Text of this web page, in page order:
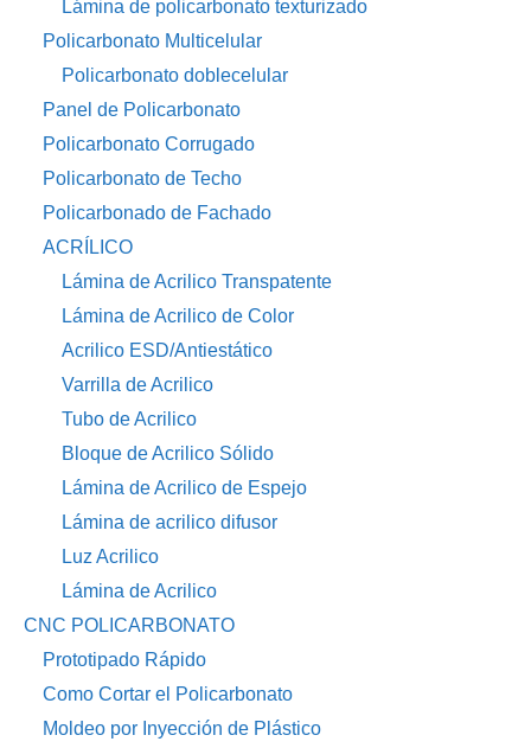
Lámina de policarbonato texturizado
Policarbonato Multicelular
Policarbonato doblecelular
Panel de Policarbonato
Policarbonato Corrugado
Policarbonato de Techo
Policarbonado de Fachado
ACRÍLICO
Lámina de Acrilico Transpatente
Lámina de Acrilico de Color
Acrilico ESD/Antiestático
Varrilla de Acrilico
Tubo de Acrilico
Bloque de Acrilico Sólido
Lámina de Acrilico de Espejo
Lámina de acrilico difusor
Luz Acrilico
Lámina de Acrilico
CNC POLICARBONATO
Prototipado Rápido
Como Cortar el Policarbonato
Moldeo por Inyección de Plástico